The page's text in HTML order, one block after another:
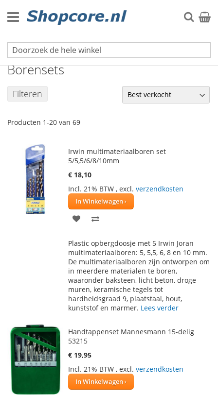
naar
de
Zoek
Boormachines & Boren
Borensets
Filteren
Producten 1-20 van 69
Irwin multimateriaalboren set
5/5,5/6/8/10mm
€ 18,10
Incl. 21% BTW , excl. verzendkosten
In Winkelwagen
VOEG
AAN
VERLANGLIJST
TE
VERGELIJKEN
Plastic opbergdoosje met 5 Irwin Joran
multimateriaalboren: 5, 5,5, 6, 8 en 10 mm.
De multimateriaalboren zijn ontworpen om
in meerdere materialen te boren,
waaronder baksteen, licht beton, droge
muren, keramische tegels tot
hardheidsgraad 9, plaatstaal, hout,
kunststof en marmer. Lees verder
Handtappenset Mannesmann 15-delig
53215
€ 19,95
Incl. 21% BTW , excl. verzendkosten
In Winkelwagen